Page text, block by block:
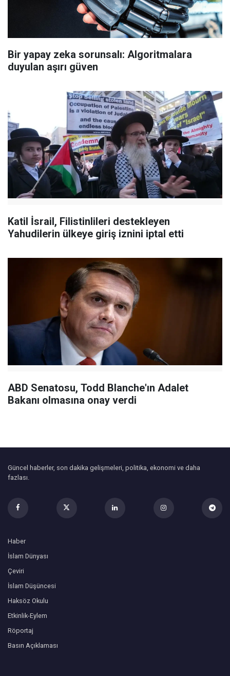
Bir yapay zeka sorunsalı: Algoritmalara
duyulan aşırı güven
Katil İsrail, Filistinlileri destekleyen
Yahudilerin ülkeye giriş iznini iptal etti
ABD Senatosu, Todd Blanche'ın Adalet
Bakanı olmasına onay verdi
Güncel haberler, son dakika gelişmeleri, politika, ekonomi ve daha
fazlası.
Haber
İslam Dünyası
Çeviri
İslam Düşüncesi
Haksöz Okulu
Etkinlik-Eylem
Röportaj
Basın Açıklaması